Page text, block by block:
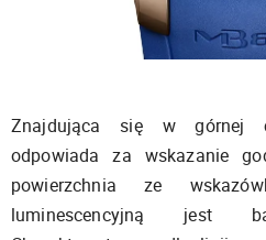
Znajdująca się w górnej
odpowiada za wskazanie
powierzchnia ze
luminescencyjną jest